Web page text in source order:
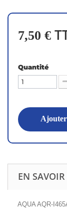
7,50 €
Quantité
EN
AQUA AQR-